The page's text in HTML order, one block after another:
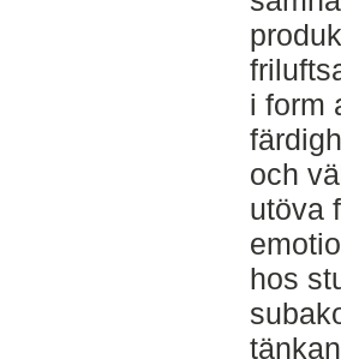
i form
och
utöva
hos